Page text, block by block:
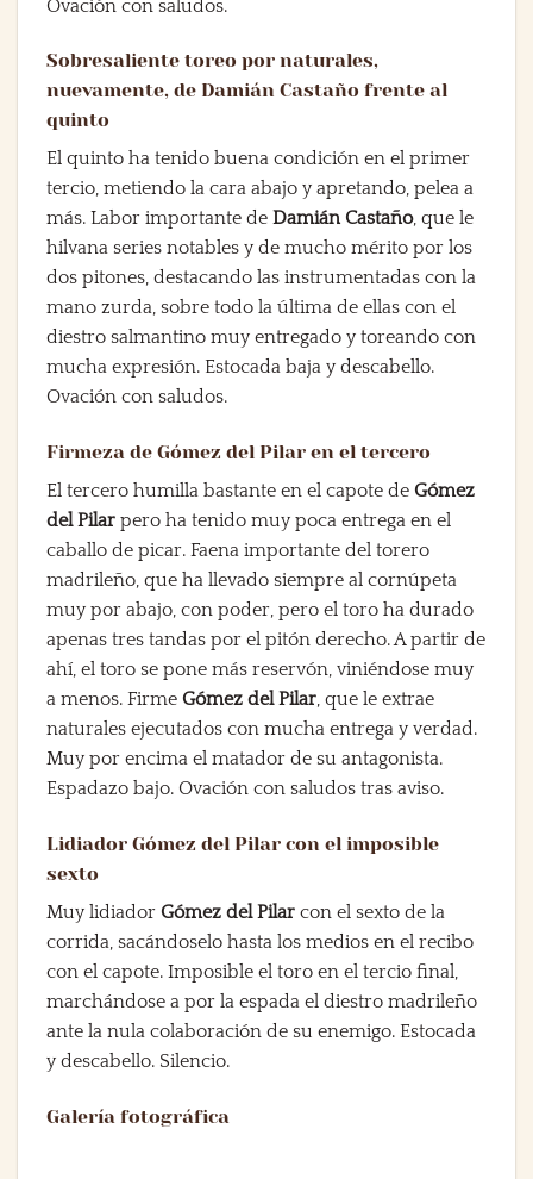
Ovación con saludos.
Sobresaliente toreo por naturales,
nuevamente, de Damián Castaño frente al
quinto
El quinto ha tenido buena condición en el primer
tercio, metiendo la cara abajo y apretando, pelea a
más. Labor importante de Damián Castaño, que le
hilvana series notables y de mucho mérito por los
dos pitones, destacando las instrumentadas con la
mano zurda, sobre todo la última de ellas con el
diestro salmantino muy entregado y toreando con
mucha expresión. Estocada baja y descabello.
Ovación con saludos.
Firmeza de Gómez del Pilar en el tercero
El tercero humilla bastante en el capote de Gómez
del Pilar pero ha tenido muy poca entrega en el
caballo de picar. Faena importante del torero
madrileño, que ha llevado siempre al cornúpeta
muy por abajo, con poder, pero el toro ha durado
apenas tres tandas por el pitón derecho. A partir de
ahí, el toro se pone más reservón, viniéndose muy
a menos. Firme Gómez del Pilar, que le extrae
naturales ejecutados con mucha entrega y verdad.
Muy por encima el matador de su antagonista.
Espadazo bajo. Ovación con saludos tras aviso.
Lidiador Gómez del Pilar con el imposible
sexto
Muy lidiador Gómez del Pilar con el sexto de la
corrida, sacándoselo hasta los medios en el recibo
con el capote. Imposible el toro en el tercio final,
marchándose a por la espada el diestro madrileño
ante la nula colaboración de su enemigo. Estocada
y descabello. Silencio.
Galería fotográfica